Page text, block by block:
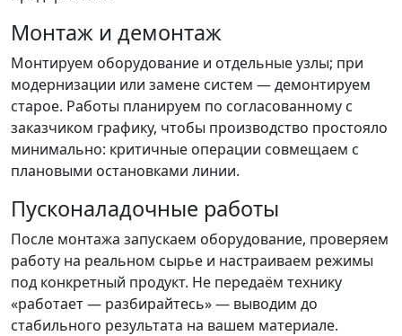
Монтаж и демонтаж
Монтируем оборудование и отдельные узлы; при
модернизации или замене систем — демонтируем
старое. Работы планируем по согласованному с
заказчиком графику, чтобы производство простояло
минимально: критичные операции совмещаем с
плановыми остановками линии.
Пусконаладочные работы
После монтажа запускаем оборудование, проверяем
работу на реальном сырье и настраиваем режимы
под конкретный продукт. Не передаём технику
«работает — разбирайтесь» — выводим до
стабильного результата на вашем материале.